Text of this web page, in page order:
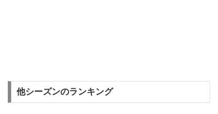
他シーズンのランキング